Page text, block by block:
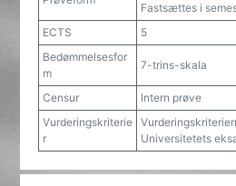
Fastsættes i
ECTS
5
Bedømmelsesfor
m
7-trins-skala
Censur
Intern prøve
Vurderingskriterie
r
Universitetets